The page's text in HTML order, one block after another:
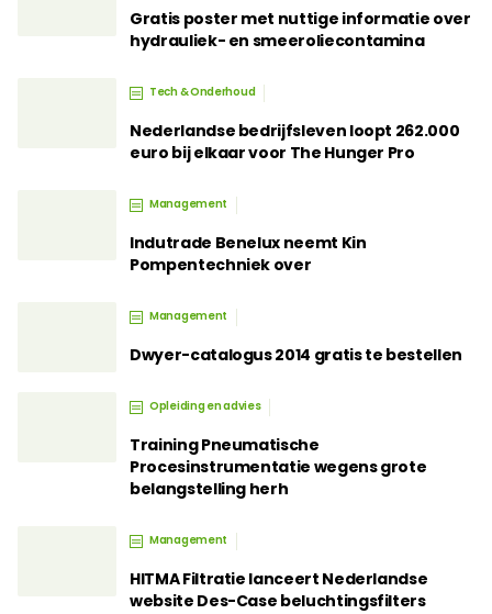
Gratis poster met nuttige informatie over
hydrauliek- en smeeroliecontamina
Tech & Onderhoud
Nederlandse bedrijfsleven loopt 262.000
euro bij elkaar voor The Hunger Pro
Management
Indutrade Benelux neemt Kin
Pompentechniek over
Management
Dwyer-catalogus 2014 gratis te bestellen
Opleiding en advies
Training Pneumatische
Procesinstrumentatie wegens grote
belangstelling herh
Management
HITMA Filtratie lanceert Nederlandse
website Des-Case beluchtingsfilters